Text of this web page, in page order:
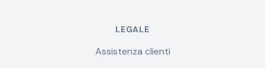
LEGALE
Assistenza clienti